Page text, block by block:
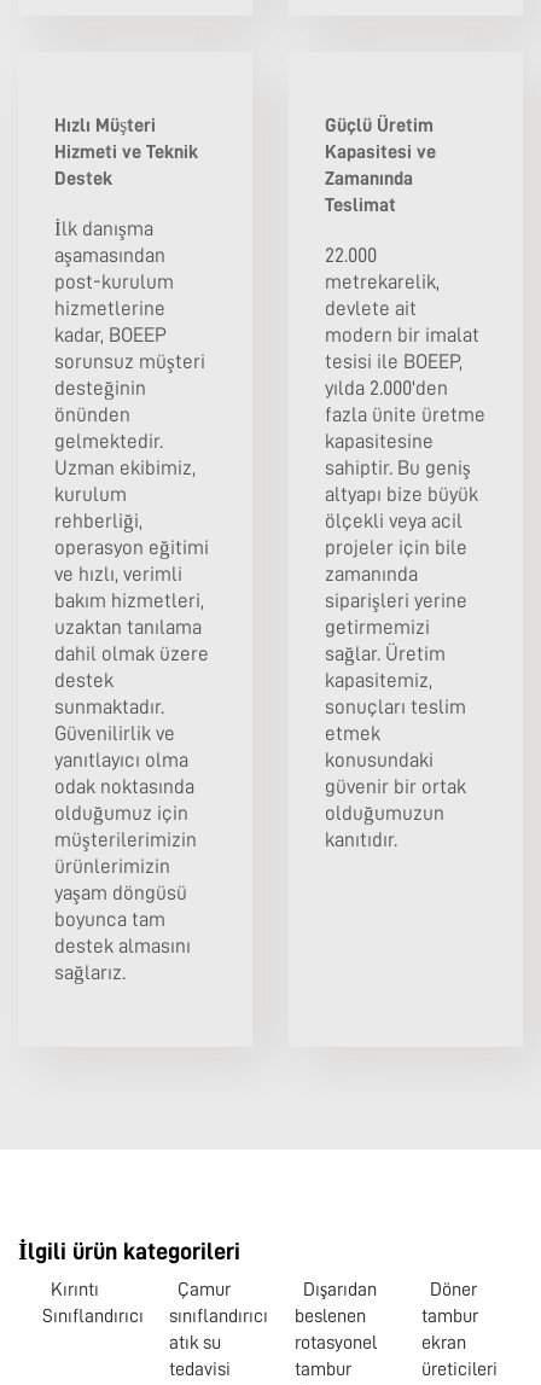
Hızlı Müşteri
Hizmeti ve Teknik
Destek
İlk danışma
aşamasından
post-kurulum
hizmetlerine
kadar, BOEEP
sorunsuz müşteri
desteğinin
önünden
gelmektedir.
Uzman ekibimiz,
kurulum
rehberliği,
operasyon eğitimi
ve hızlı, verimli
bakım hizmetleri,
uzaktan tanılama
dahil olmak üzere
destek
sunmaktadır.
Güvenilirlik ve
yanıtlayıcı olma
odak noktasında
olduğumuz için
müşterilerimizin
ürünlerimizin
yaşam döngüsü
boyunca tam
destek almasını
sağlarız.
Güçlü Üretim
Kapasitesi ve
Zamanında
Teslimat
22.000
metrekarelik,
devlete ait
modern bir imalat
tesisi ile BOEEP,
yılda 2.000'den
fazla ünite üretme
kapasitesine
sahiptir. Bu geniş
altyapı bize büyük
ölçekli veya acil
projeler için bile
zamanında
siparişleri yerine
getirmemizi
sağlar. Üretim
kapasitemiz,
sonuçları teslim
etmek
konusundaki
güvenir bir ortak
olduğumuzun
kanıtıdır.
İlgili ürün kategorileri
Kırıntı
Sınıflandırıcı
Çamur
sınıflandırıcı
atık su
tedavisi
Dışarıdan
beslenen
rotasyonel
tambur
Döner
tambur
ekran
üreticileri